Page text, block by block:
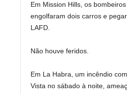
Em Mission Hills, os
engolfaram dois carros e
LAFD.
Não houve feridos.
Em La Habra, um incêndio
Vista no sábado à noite,